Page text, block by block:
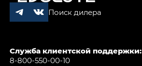
Поиск дилера
Служба клиентской поддержки:
8-800-550-00-10